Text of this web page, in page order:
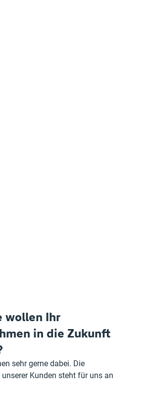
wollen Ihr
in die Zukunft
sehr gerne dabei. Die
Kunden steht für uns an